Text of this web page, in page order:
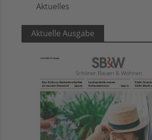
Aktuelles
Aktuelle Ausgabe